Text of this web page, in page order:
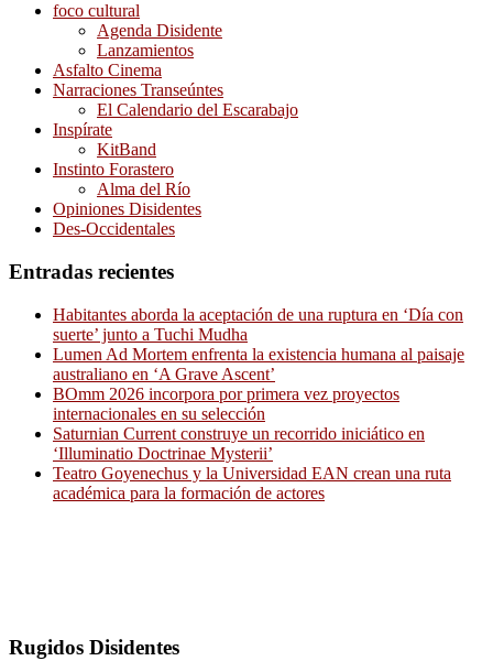
foco cultural
Agenda Disidente
Lanzamientos
Asfalto Cinema
Narraciones Transeúntes
El Calendario del Escarabajo
Inspírate
KitBand
Instinto Forastero
Alma del Río
Opiniones Disidentes
Des-Occidentales
Entradas recientes
Habitantes aborda la aceptación de una ruptura en ‘Día con
suerte’ junto a Tuchi Mudha
Lumen Ad Mortem enfrenta la existencia humana al paisaje
australiano en ‘A Grave Ascent’
BOmm 2026 incorpora por primera vez proyectos
internacionales en su selección
Saturnian Current construye un recorrido iniciático en
‘Illuminatio Doctrinae Mysterii’
Teatro Goyenechus y la Universidad EAN crean una ruta
académica para la formación de actores
Rugidos Disidentes